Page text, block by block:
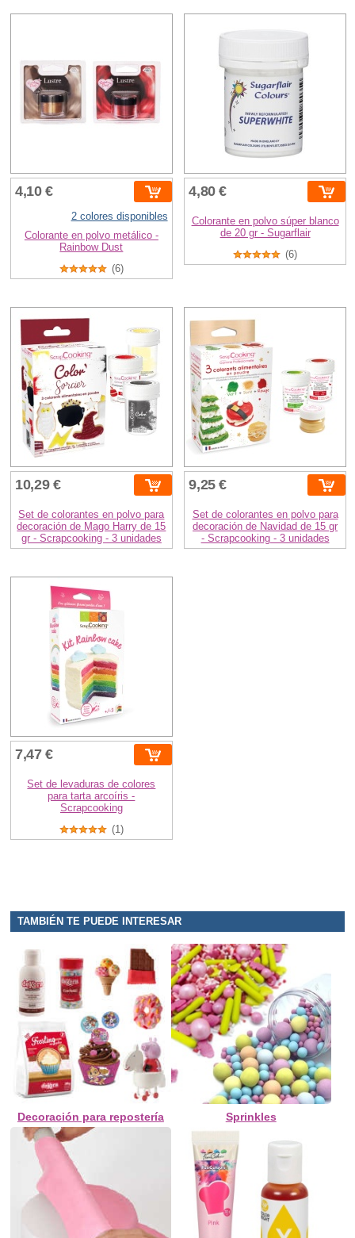
4,10 €
2 colores disponibles
Colorante en polvo metálico -
Rainbow Dust
(6)
4,80 €
Colorante en polvo súper blanco
de 20 gr - Sugarflair
(6)
10,29 €
Set de colorantes en polvo para
decoración de Mago Harry de 15
gr - Scrapcooking - 3 unidades
9,25 €
Set de colorantes en polvo para
decoración de Navidad de 15 gr
- Scrapcooking - 3 unidades
7,47 €
Set de levaduras de colores
para tarta arcoíris -
Scrapcooking
(1)
TAMBIÉN TE PUEDE INTERESAR
Decoración para repostería Sprinkles